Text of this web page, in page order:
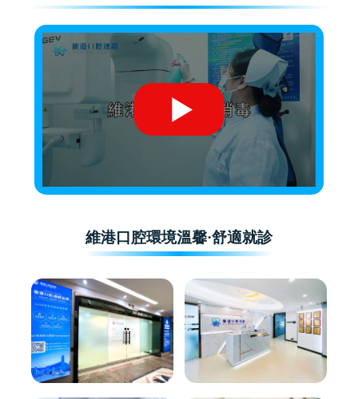
維港口腔環境溫馨·舒適就診